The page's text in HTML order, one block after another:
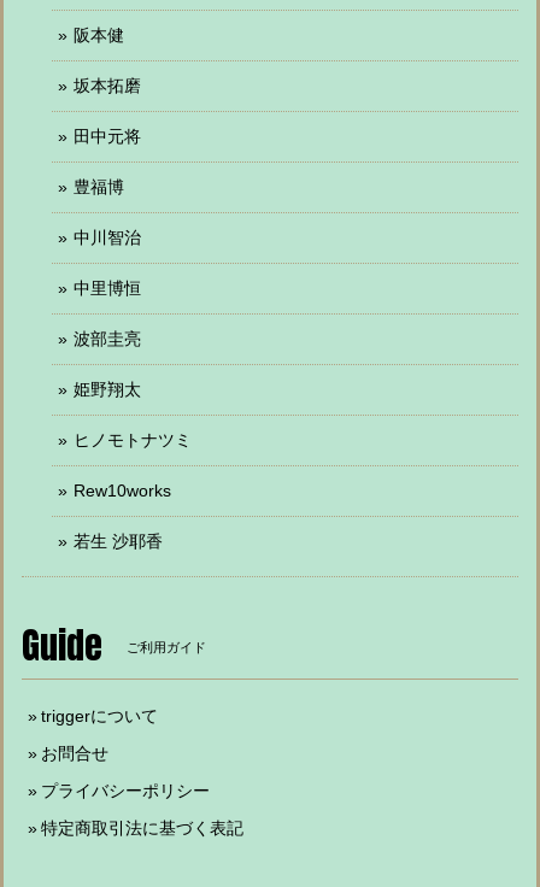
阪本健
坂本拓磨
田中元将
豊福博
中川智治
中里博恒
波部圭亮
姫野翔太
ヒノモトナツミ
Rew10works
若生 沙耶香
Guide ご利用ガイド
triggerについて
お問合せ
プライバシーポリシー
特定商取引法に基づく表記